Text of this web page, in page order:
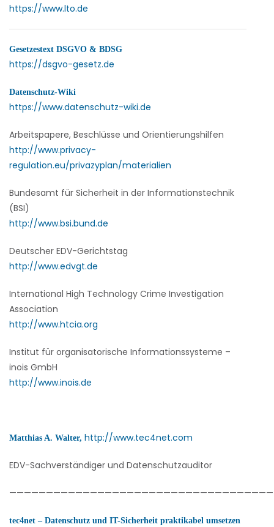
https://www.lto.de
Gesetzestext DSGVO & BDSG
https://dsgvo-gesetz.de
Datenschutz-Wiki
https://www.datenschutz-wiki.de
Arbeitspapere, Beschlüsse und Orientierungshilfen
http://www.privacy-
regulation.eu/privazyplan/materialien
Bundesamt für Sicherheit in der Informationstechnik
(BSI)
http://www.bsi.bund.de
Deutscher EDV-Gerichtstag
http://www.edvgt.de
International High Technology Crime Investigation
Association
http://www.htcia.org
Institut für organisatorische Informationssysteme –
inois GmbH
http://www.inois.de
Matthias A. Walter, http://www.tec4net.com
EDV-Sachverständiger und Datenschutzauditor
tec4net – Datenschutz und IT-Sicherheit praktikabel umsetzen